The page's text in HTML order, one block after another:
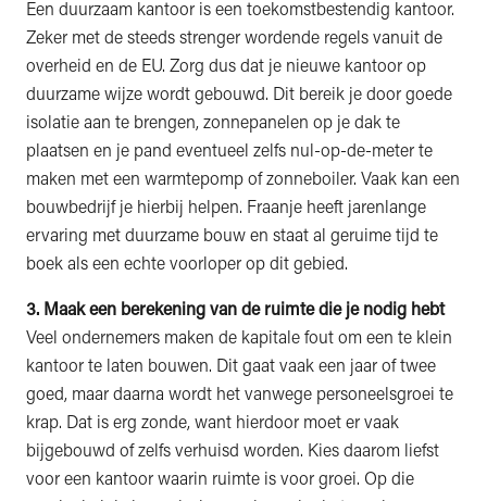
Een duurzaam kantoor is een toekomstbestendig kantoor.
Zeker met de steeds strenger wordende regels vanuit de
overheid en de EU. Zorg dus dat je nieuwe kantoor op
duurzame wijze wordt gebouwd. Dit bereik je door goede
isolatie aan te brengen, zonnepanelen op je dak te
plaatsen en je pand eventueel zelfs nul-op-de-meter te
maken met een warmtepomp of zonneboiler. Vaak kan een
bouwbedrijf je hierbij helpen. Fraanje heeft jarenlange
ervaring met duurzame bouw en staat al geruime tijd te
boek als een echte voorloper op dit gebied.
3. Maak een berekening van de ruimte die je nodig hebt
Veel ondernemers maken de kapitale fout om een te klein
kantoor te laten bouwen. Dit gaat vaak een jaar of twee
goed, maar daarna wordt het vanwege personeelsgroei te
krap. Dat is erg zonde, want hierdoor moet er vaak
bijgebouwd of zelfs verhuisd worden. Kies daarom liefst
voor een kantoor waarin ruimte is voor groei. Op die